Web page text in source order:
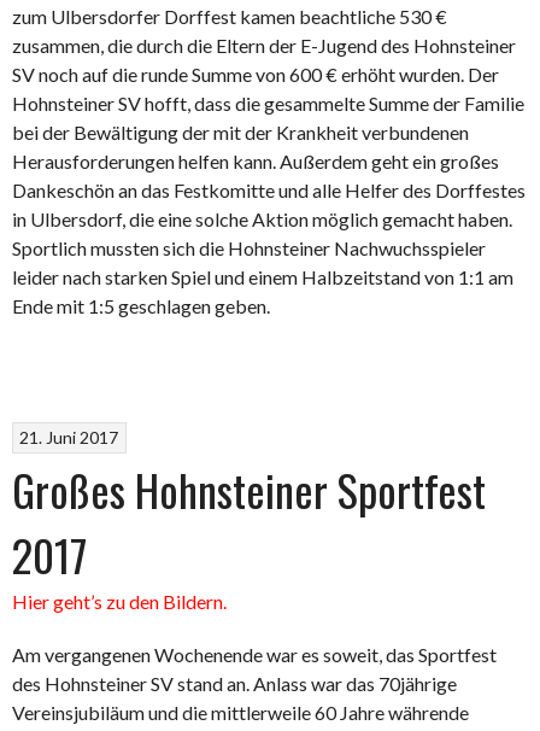
zum Ulbersdorfer Dorffest kamen beachtliche 530 €
zusammen, die durch die Eltern der E-Jugend des Hohnsteiner
SV noch auf die runde Summe von 600 € erhöht wurden. Der
Hohnsteiner SV hofft, dass die gesammelte Summe der Familie
bei der Bewältigung der mit der Krankheit verbundenen
Herausforderungen helfen kann. Außerdem geht ein großes
Dankeschön an das Festkomitte und alle Helfer des Dorffestes
in Ulbersdorf, die eine solche Aktion möglich gemacht haben.
Sportlich mussten sich die Hohnsteiner Nachwuchsspieler
leider nach starken Spiel und einem Halbzeitstand von 1:1 am
Ende mit 1:5 geschlagen geben.
21. Juni 2017
Großes Hohnsteiner Sportfest
2017
Hier geht’s zu den Bildern.
Am vergangenen Wochenende war es soweit, das Sportfest
des Hohnsteiner SV stand an. Anlass war das 70jährige
Vereinsjubiläum und die mittlerweile 60 Jahre währende